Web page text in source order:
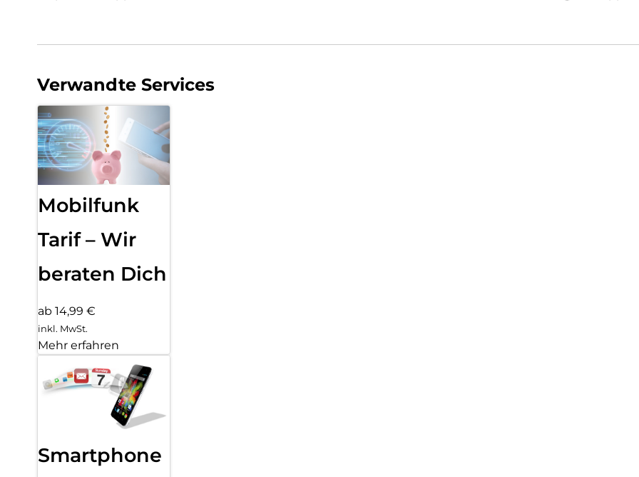
Verwandte Services
Mobilfunk
Tarif – Wir
beraten Dich
ab 14,99 €
inkl. MwSt.
Mehr erfahren
Smartphone